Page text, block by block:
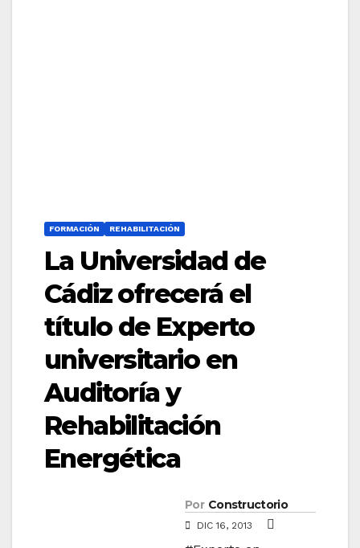
FORMACIÓN REHABILITACIÓN
La Universidad de
Cádiz ofrecerá el
título de Experto
universitario en
Auditoría y
Rehabilitación
Energética
Por Constructorio
DIC 16, 2013